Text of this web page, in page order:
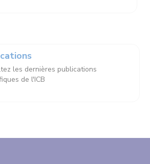
les dernières publications
de l'ICB